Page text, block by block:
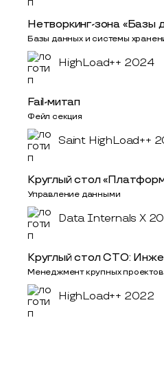
Нетворкинг-зона «Базы
Базы данных и системы
HighLoad++ 2024
Fail-митап
Фейл секция
Saint HighLoad++
Круглый стол
Управление данными
Data Internals X
Круглый стол СТО:
Менеджмент крупных проектов
HighLoad++ 2022